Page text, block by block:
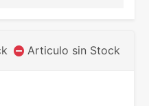
Articulo sin Stock